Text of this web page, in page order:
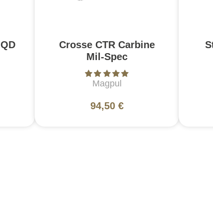
Crosse CTR Carbine
Mil-Spec
Magpul
94,50 €